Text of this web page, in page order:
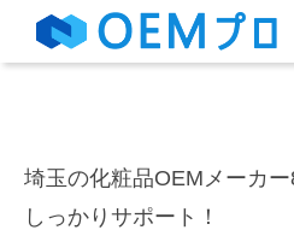
埼玉の化粧品OEMメーカー
しっかりサポート！